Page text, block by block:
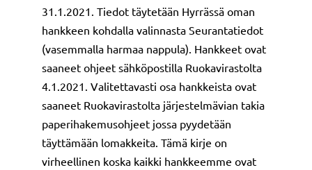
31.1.2021. Tiedot täytetään Hyrrässä oman
hankkeen kohdalla valinnasta Seurantatiedot
(vasemmalla harmaa nappula). Hankkeet ovat
saaneet ohjeet sähköpostilla Ruokavirastolta
4.1.2021. Valitettavasti osa hankkeista ovat
saaneet Ruokavirastolta järjestelmävian takia
paperihakemusohjeet jossa pyydetään
täyttämään lomakkeita. Tämä kirje on
virheellinen koska kaikki hankkeemme ovat